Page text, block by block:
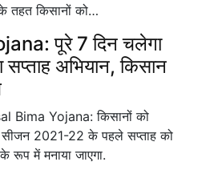
तहत किसानों को…
पूरे 7 दिन चलेगा
अभियान, किसान
Bima Yojana: किसानों को
2021-22 के पहले सप्ताह को
रूप में मनाया जाएगा.